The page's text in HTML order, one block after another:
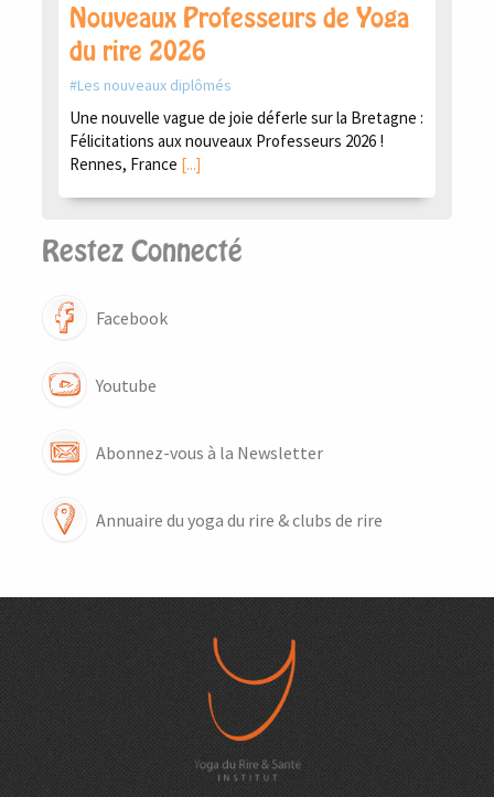
Nouveaux Professeurs de Yoga
du rire 2026
Les nouveaux diplômés
Une nouvelle vague de joie déferle sur la Bretagne :
Félicitations aux nouveaux Professeurs 2026 !
Rennes, France [...]
Restez Connecté
Facebook
Youtube
Abonnez-vous à la Newsletter
Annuaire du yoga du rire & clubs de rire